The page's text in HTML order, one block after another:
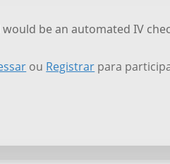
be an automated IV
ou Registrar para